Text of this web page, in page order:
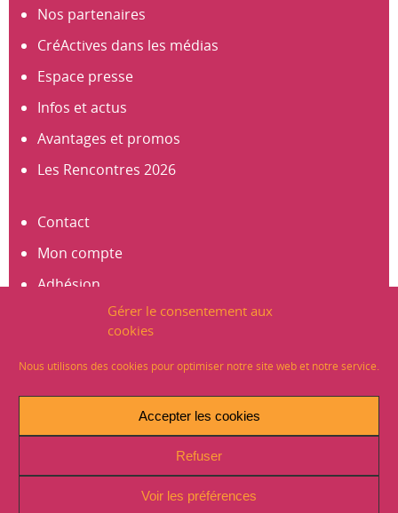
Gérer le consentement aux
cookies
Nous utilisons des cookies pour optimiser notre site web et notre service.
Accepter les cookies
Refuser
Voir les préférences
Nos partenaires
CréActives dans les médias
Espace presse
Infos et actus
Avantages et promos
Les Rencontres 2026
Contact
Mon compte
Adhésion
S’abonner à la newsletter
Mentions légales
Politique de Confidentialité (RGPD)